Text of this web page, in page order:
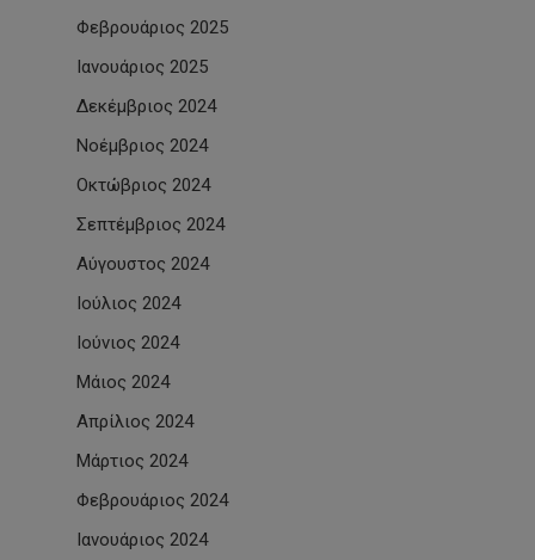
Φεβρουάριος 2025
Ιανουάριος 2025
Δεκέμβριος 2024
Νοέμβριος 2024
Οκτώβριος 2024
Σεπτέμβριος 2024
Αύγουστος 2024
Ιούλιος 2024
Ιούνιος 2024
Μάιος 2024
Απρίλιος 2024
Μάρτιος 2024
Φεβρουάριος 2024
Ιανουάριος 2024